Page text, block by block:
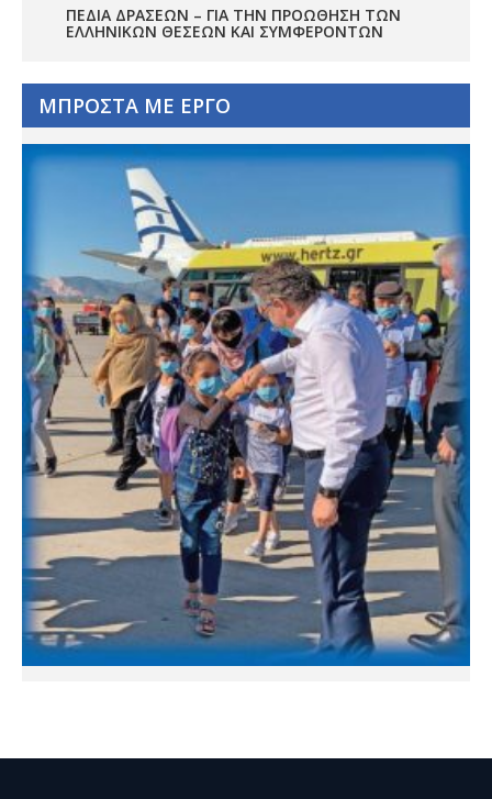
ΠΕΔΊΑ ΔΡΆΣΕΩΝ – ΓΙΑ ΤΗΝ ΠΡΟΏΘΗΣΗ ΤΩΝ
ΕΛΛΗΝΙΚΏΝ ΘΈΣΕΩΝ ΚΑΙ ΣΥΜΦΕΡΌΝΤΩΝ
ΜΠΡΟΣΤΑ ΜΕ ΕΡΓΟ